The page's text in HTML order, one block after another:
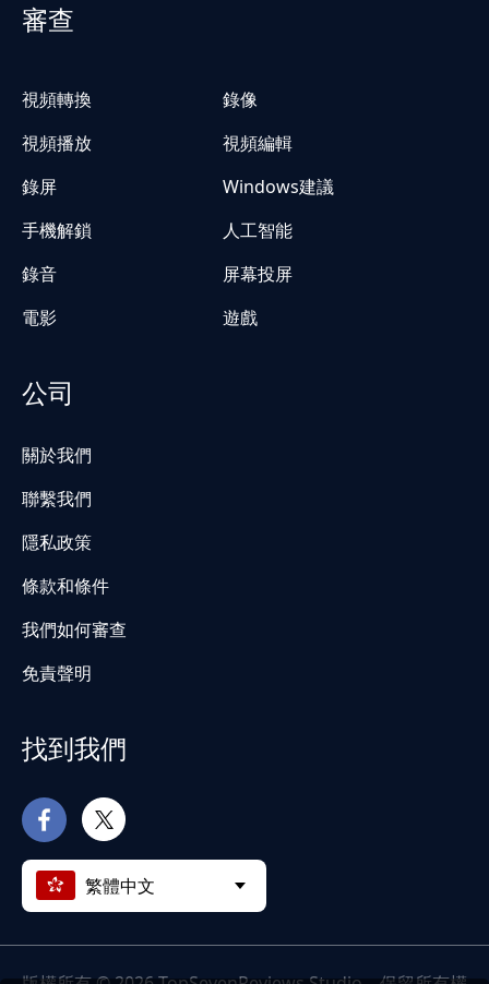
審查
視頻轉換
錄像
視頻播放
視頻編輯
錄屏
Windows建議
手機解鎖
人工智能
錄音
屏幕投屏
電影
遊戲
公司
關於我們
聯繫我們
隱私政策
條款和條件
我們如何審查
免責聲明
找到我們
繁體中文